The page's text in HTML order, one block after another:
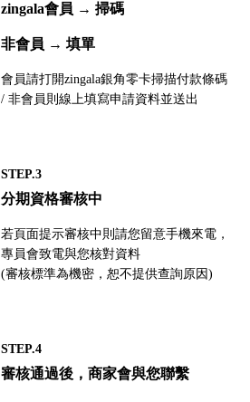
zingala會員 → 掃碼
非會員 → 填單
會員請打開zingala銀角零卡掃描付款條碼
/ 非會員則線上填寫申請資料並送出
STEP.3
分期資格審核中
若頁面提示審核中則請您留意手機來電，
專員會致電與您核對資料
(審核標準為機密，恕不提供查詢原因)
STEP.4
審核通過後，商家會與您聯繫